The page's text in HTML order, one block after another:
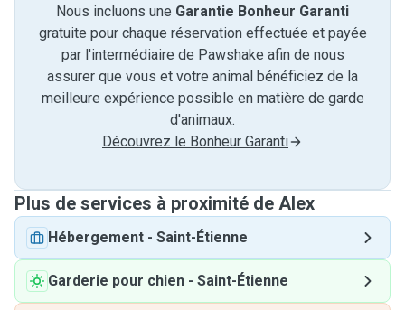
Nous incluons une Garantie Bonheur Garanti
gratuite pour chaque réservation effectuée et payée
par l'intermédiaire de Pawshake afin de nous
assurer que vous et votre animal bénéficiez de la
meilleure expérience possible en matière de garde
d'animaux.
Découvrez le Bonheur Garanti
Plus de services à proximité de Alex
Hébergement - Saint-Étienne
Garderie pour chien - Saint-Étienne